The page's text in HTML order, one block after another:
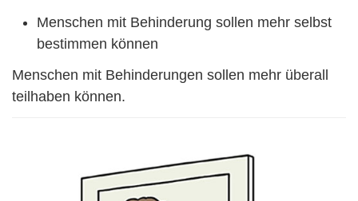
Menschen mit Behinderung sollen mehr selbst
bestimmen können
Menschen mit Behinderungen sollen mehr überall
teilhaben können.